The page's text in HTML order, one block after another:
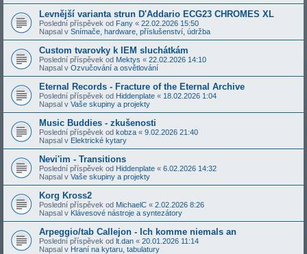
Levnější varianta strun D'Addario ECG23 CHROMES XL
Poslední příspěvek od Fany « 22.02.2026 15:50
Napsal v Snímače, hardware, příslušenství, údržba
Custom tvarovky k IEM sluchátkám
Poslední příspěvek od Mektys « 22.02.2026 14:10
Napsal v Ozvučování a osvětlování
Eternal Records - Fracture of the Eternal Archive
Poslední příspěvek od Hiddenplate « 18.02.2026 1:04
Napsal v Vaše skupiny a projekty
Music Buddies - zkušenosti
Poslední příspěvek od kobza « 9.02.2026 21:40
Napsal v Elektrické kytary
Nevi'im - Transitions
Poslední příspěvek od Hiddenplate « 6.02.2026 14:32
Napsal v Vaše skupiny a projekty
Korg Kross2
Poslední příspěvek od MichaelC « 2.02.2026 8:26
Napsal v Klávesové nástroje a syntezátory
Arpeggio/tab Callejon - Ich komme niemals an
Poslední příspěvek od lt.dan « 20.01.2026 11:14
Napsal v Hraní na kytaru, tabulatury